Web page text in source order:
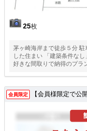
25枚
茅ヶ崎海岸まで徒歩５分
した住まい 「建築条件な
好きな間取りで納得のプラ
会員限定 【会員様限定で公